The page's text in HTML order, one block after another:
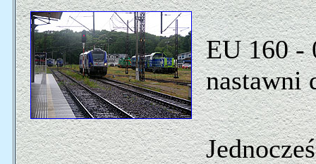
EU 160 -
nastawni